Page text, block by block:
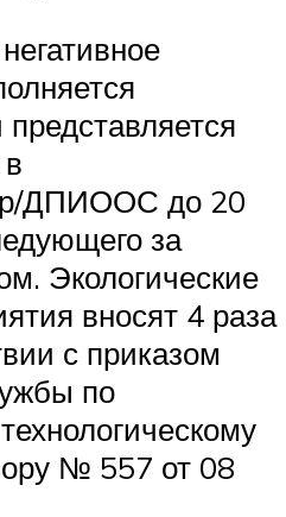
ДПИООС до 20
за
Экологические
вносят 4 раза
с приказом
по
№ 557 от 08